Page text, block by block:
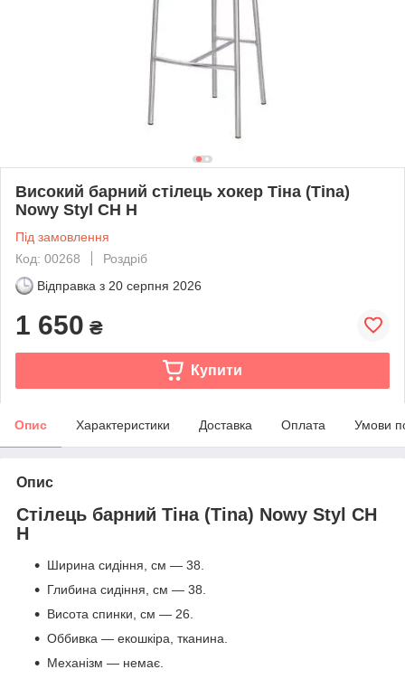
Високий барний стілець хокер Тіна (Tina)
Nowy Styl СН Н
Під замовлення
Код: 00268
Роздріб
Відправка з 20 серпня 2026
1 650 ₴
Купити
Опис Характеристики Доставка Оплата Умови
Опис
Стілець барний Тіна (Tina) Nowy Styl СН
Н
Ширина сидіння, см — 38.
Глибина сидіння, см — 38.
Висота спинки, см — 26.
Оббивка — екошкіра, тканина.
Механізм — немає.